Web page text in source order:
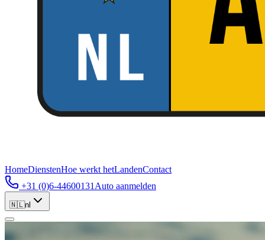
HomeDienstenHoe werkt hetLandenContact
+31 (0)6-44600131 Auto aanmelden
🇳🇱nl